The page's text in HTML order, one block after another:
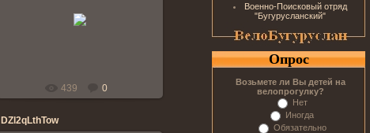
439 0
DZl2qLthTow
Военно-Поисковый отряд
"Бугурусланский"
Опрос
Возьмете ли Вы детей на
велопрогулку?
Нет
Иногда
Обязательно